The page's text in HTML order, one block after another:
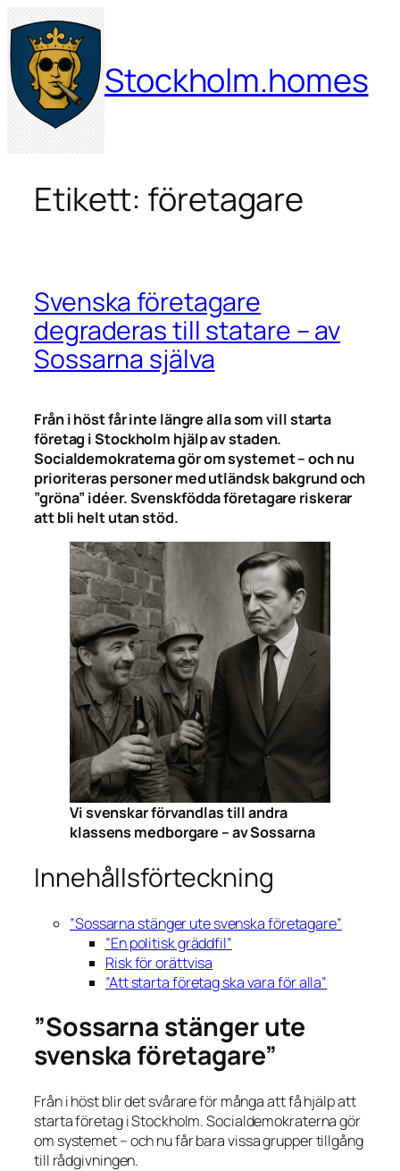
Hoppa
till
innehåll
Stockholm.homes
Etikett: företagare
Svenska företagare
degraderas till statare – av
Sossarna själva
Från i höst får inte längre alla som vill starta
företag i Stockholm hjälp av staden.
Socialdemokraterna gör om systemet – och nu
prioriteras personer med utländsk bakgrund och
”gröna” idéer. Svenskfödda företagare riskerar
att bli helt utan stöd.
Vi svenskar förvandlas till andra
klassens medborgare – av Sossarna
Innehållsförteckning
”Sossarna stänger ute svenska företagare”
”En politisk gräddfil”
Risk för orättvisa
”Att starta företag ska vara för alla”
”Sossarna stänger ute
svenska företagare”
Från i höst blir det svårare för många att få hjälp att
starta företag i Stockholm. Socialdemokraterna gör
om systemet – och nu får bara vissa grupper tillgång
till rådgivningen.